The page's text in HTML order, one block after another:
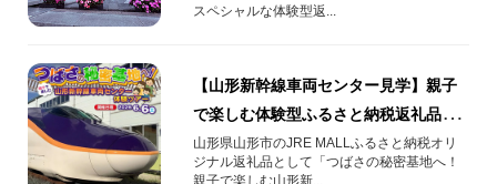
スペシャルな体験型返...
【山形新幹線車両センター見学】親子
で楽しむ体験型ふるさと納税返礼品
【つばさの秘密基地へ！】
山形県山形市のJRE MALLふるさと納税オリ
ジナル返礼品として「つばさの秘密基地へ！
親子で楽しむ山形新...